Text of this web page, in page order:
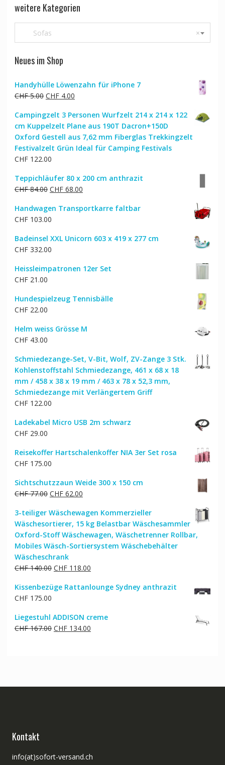
weitere Kategorien
×
Sofas
Neues im Shop
Handyhülle Löwenzahn für iPhone 7
CHF5.00 Ursprünglicher
war:
CHF 5.00
CHF4.00Aktueller
ist:
CHF 4.00.
Campingzelt 3 Personen Wurfzelt 214 x 214 x 122
cm Kuppelzelt Plane aus 190T Dacron+150D
Oxford Gestell aus 7,62 mm Fiberglas Trekkingzelt
Festivalzelt Grün Ideal für Camping Festivals
CHF122.00
Teppichläufer 80 x 200 cm anthrazit
CHF84.00 Ursprünglicher
war:
CHF 84.00
CHF68.00Aktueller
ist:
Handwagen Transportkarre faltbar
CHF103.00
Badeinsel XXL Unicorn 603 x 419 x 277 cm
CHF332.00
Heissleimpatronen 12er Set
CHF21.00
Hundespielzeug Tennisbälle
CHF22.00
Helm weiss Grösse M
CHF43.00
Schmiedezange-Set, V-Bit, Wolf, ZV-Zange 3 Stk.
Kohlenstoffstahl Schmiedezange, 461 x 68 x 18
mm / 458 x 38 x 19 mm / 463 x 78 x 52,3 mm,
Schmiedezange mit Verlängertem Griff
CHF122.00
Ladekabel Micro USB 2m schwarz
CHF29.00
Reisekoffer Hartschalenkoffer NIA 3er Set rosa
CHF175.00
Sichtschutzzaun Weide 300 x 150 cm
CHF77.00 Ursprünglicher
war:
CHF 77.00
CHF62.00Aktueller
ist:
CHF 62.00.
3-teiliger Wäschewagen Kommerzieller
Wäschesortierer, 15 kg Belastbar Wäschesammler
Oxford-Stoff Wäschewagen, Wäschetrenner Rollbar,
Mobiles Wäsch-Sortiersystem Wäschebehälter
Wäscheschrank
CHF140.00 Ursprünglicher
war:
CHF118.00Aktueller
ist:
Kissenbezüge Rattanlounge Sydney anthrazit
CHF175.00
Liegestuhl ADDISON creme
CHF167.00 Ursprünglicher
CHF134.00Aktueller
Kontakt
info(at)sofort-versand.ch